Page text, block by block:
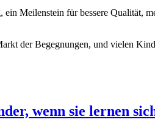
Meilenstein für bessere Qualität,
der Begegnungen, und vielen
wenn sie lernen